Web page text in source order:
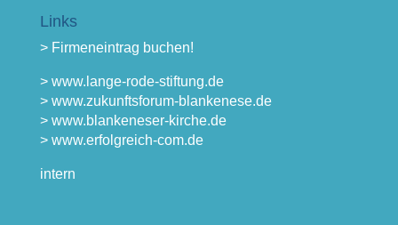
Links
> Firmeneintrag buchen!
> www.lange-rode-stiftung.de
> www.zukunftsforum-blankenese.de
> www.blankeneser-kirche.de
> www.erfolgreich-com.de
intern